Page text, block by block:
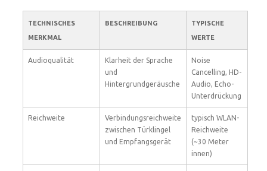
TECHNISCHES
MERKMAL
BESCHREIBUNG
TYPISCHE
WERTE
Audioqualität
Klarheit der Sprache
und
Hintergrundgeräusche
Noise
Cancelling, HD-
Audio, Echo-
Unterdrückung
Reichweite
Verbindungsreichweite
zwischen Türklingel
und Empfangsgerät
typisch WLAN-
Reichweite
(~30 Meter
innen)